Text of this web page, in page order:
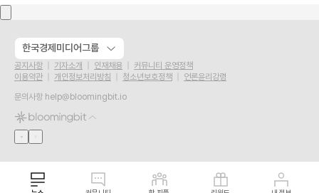
한국경제미디어그룹
공지사항 기자소개 인재채용
커뮤니티 운영정책
이용약관
개인정보처리방침 청소년보호정책
언론윤리강령
문의사항 help@bloomingbit.io